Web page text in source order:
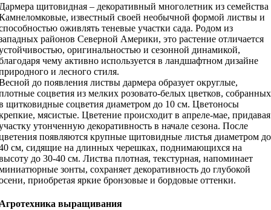
щитовидная – декоративный многолетник из семейства
известный своей необычной формой листвы и
оживлять теневые участки сада. Родом из
районов Северной Америки, это растение отличается
оригинальностью и сезонной динамикой,
чему активно используется в ландшафтном дизайне
и лесного стиля.
до появления листвы дармера образует округлые,
соцветия из мелких розовато-белых цветков, собранных
щитковидные соцветия диаметром до 10 см. Цветоносы
мясистые. Цветение происходит в апреле-мае, придавая
утонченную декоративность в начале сезона. После
появляются крупные щитовидные листья диаметром до
см, сидящие на длинных черешках, поднимающихся на
до 30-40 см. Листва плотная, текстурная, напоминает
зонты, сохраняет декоративность до глубокой
приобретая яркие бронзовые и бордовые оттенки.
выращивания